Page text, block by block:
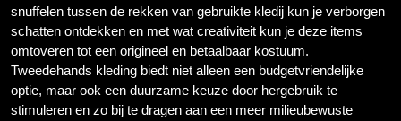
snuffelen tussen de rekken van gebruikte kledij kun je verborgen
schatten ontdekken en met wat creativiteit kun je deze items
omtoveren tot een origineel en betaalbaar kostuum.
Tweedehands kleding biedt niet alleen een budgetvriendelijke
optie, maar ook een duurzame keuze door hergebruik te
stimuleren en zo bij te dragen aan een meer milieubewuste